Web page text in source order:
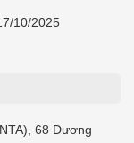
10/2025
68 Dương